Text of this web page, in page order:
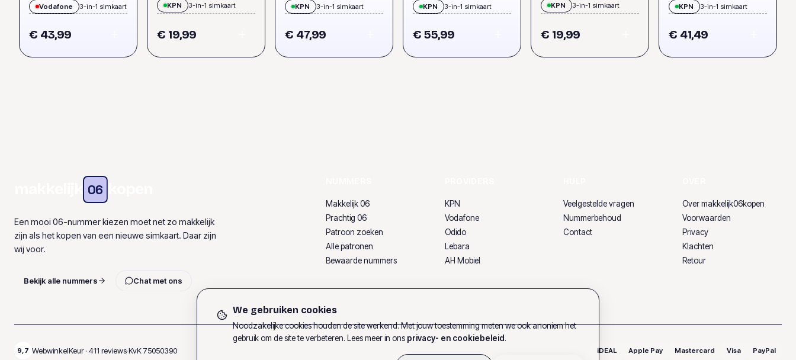
Vodafone 3-in-1 simkaart
€ 43,99
KPN 3-in-1 simkaart
€ 19,99
KPN 3-in-1 simkaart
€ 47,99
KPN 3-in-1 simkaart
€ 55,99
KPN 3-in-1 simkaart
€ 19,99
KPN 3-in-1 simkaart
€ 41,49
06
Een mooi 06-nummer kiezen moet net zo makkelijk
zijn als het kopen van een nieuwe simkaart. Daar zijn
wij voor.
Bekijk alle nummers Chat met ons
Makkelijk 06
Prachtig 06
Patroon zoeken
Alle patronen
Bewaarde nummers
KPN
Vodafone
Odido
Lebara
AH Mobiel
Veelgestelde vragen
Nummerbehoud
Contact
Over makkelijk06kopen
Voorwaarden
Privacy
Klachten
Retour
9,7 WebwinkelKeur · 411 reviews·KvK75050390 iDEAL Apple Pay Mastercard Visa PayPal
We gebruiken cookies
Noodzakelijke cookies houden de site werkend. Met jouw toestemming meten we ook anoniem het
gebruik om de site te verbeteren. Lees meer in ons privacy- en cookiebeleid.